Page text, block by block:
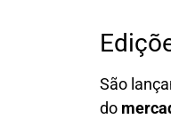
São
do